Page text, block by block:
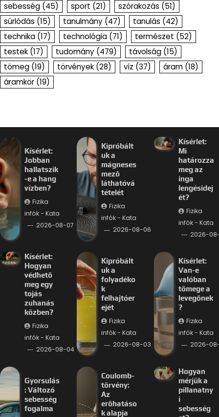
sebesség (45) sport (21) szórakozás (51)
súrlódás (15) tanulmány (47) tanulás (42)
technika (17) technológia (71) természet (52)
testek (17) tudomány (479) távolság (15)
tömeg (19) törvények (28) víz (37) áram (18)
áramkör (19)
Kísérlet:
Jobban
hallatszik
-e a hang
vízben?
Fizika
infók - Kata
2026-08-07
Kipróbált
uk a
mágneses
mező
láthatóvá
tételét
Fizika
infók - Kata
2026-08-06
Kísérlet:
Mi
határozza
meg az
inga
lengésidej
ét?
Fizika
infók - Kata
2026-
Kísérlet:
Hogyan
védhető
meg egy
tojás
zuhanás
közben?
Fizika
infók - Kata
2026-08-04
Kipróbált
uk a
folyadéko
k
felhajtóer
ejét
Fizika
infók - Kata
2026-08-03
Kísérlet:
Van-e
valóban
tömege a
levegőnek
?
Fizika
infók - Kata
2026-
Gyorsulás
: Változó
sebesség
fogalma
Coulomb-
törvény:
Az
erőhatáso
k alapja
Hogyan
mérjük a
pillanatny
i
sebesség